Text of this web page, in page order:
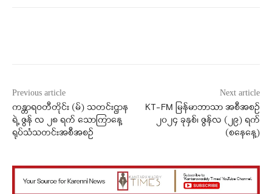
Previous article
ကန္တာရဝတီတိုင်း (မ်) သတင်းဌာန
ရဲ့ ဇွန် လ ၂၈ ရက် သောကြာနေ့
ရုပ်သံသတင်းအစီအစဉ်
Next article
KT-FM မြန်မာဘာသာ အစီအစဉ်
၂၀၂၄ ခုနှစ်၊ ဇွန်လ (၂၉) ရက်
(‌‌စနေနေ့)